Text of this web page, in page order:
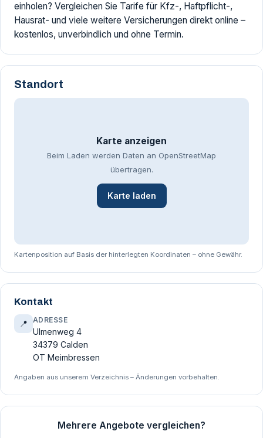
einholen? Vergleichen Sie Tarife für Kfz-, Haftpflicht-,
Hausrat- und viele weitere Versicherungen direkt online –
kostenlos, unverbindlich und ohne Termin.
Standort
Karte anzeigen
Beim Laden werden Daten an OpenStreetMap
übertragen.
Karte laden
Kartenposition auf Basis der hinterlegten Koordinaten – ohne Gewähr.
Kontakt
📍 ADRESSE
Ulmenweg 4
34379 Calden
OT Meimbressen
Angaben aus unserem Verzeichnis – Änderungen vorbehalten.
Mehrere Angebote vergleichen?